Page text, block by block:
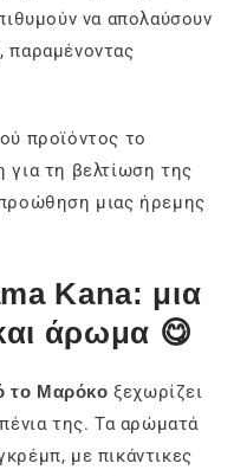
να απολαύσουν
παραμένοντας
προϊόντος το
για τη βελτίωση της
μιας ήρεμης
Kana: μια
άρωμα 😋
το Μαρόκο ξεχωρίζει
της. Τα αρώματά
με πικάντικες